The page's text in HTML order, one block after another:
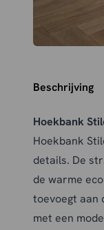
Beschrijving
Hoekbank
Hoekbank
details. De
de warme
toevoegt aan
met een